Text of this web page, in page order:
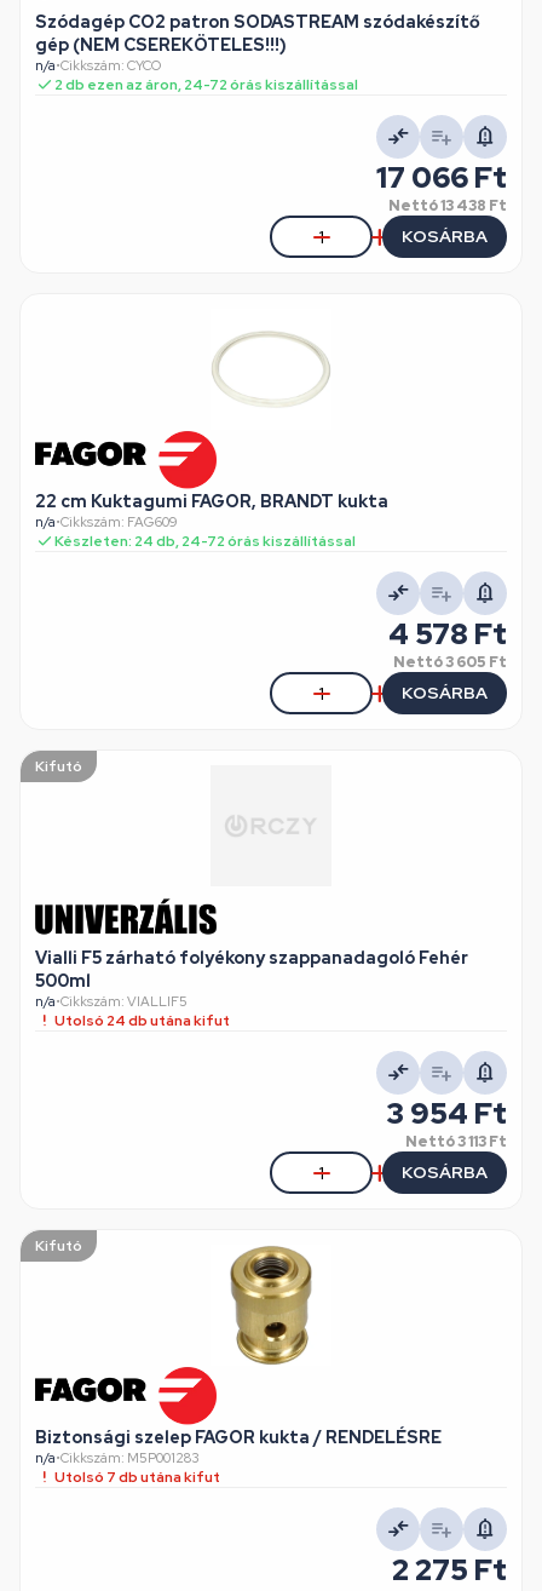
Szódagép CO2 patron SODASTREAM szódakészítő
gép (NEM CSEREKÖTELES!!!)
n/a•Cikkszám: CYCO
2 db ezen az áron, 24-72 órás kiszállítással
17 066 Ft
Nettó13 438 Ft
KOSÁRBA
22 cm Kuktagumi FAGOR, BRANDT kukta
n/a•Cikkszám: FAG609
Készleten: 24 db, 24-72 órás kiszállítással
4 578 Ft
Nettó3 605 Ft
KOSÁRBA
Kifutó
Vialli F5 zárható folyékony szappanadagoló Fehér
500ml
n/a•Cikkszám: VIALLIF5
Utolsó 24 db utána kifut
3 954 Ft
Nettó3 113 Ft
KOSÁRBA
Kifutó
Biztonsági szelep FAGOR kukta / RENDELÉSRE
n/a•Cikkszám: M5P001283
Utolsó 7 db utána kifut
2 275 Ft